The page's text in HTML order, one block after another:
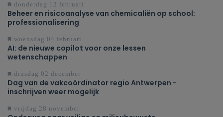
donderdag 12 februari
Beheer en risicoanalyse van chemicaliën op school:
professionalisering
woensdag 04 februari
AI: de nieuwe copilot voor onze lessen
wetenschappen
dinsdag 02 december
Dag van de vakcoördinator regio Antwerpen -
inschrijven weer mogelijk
vrijdag 28 november